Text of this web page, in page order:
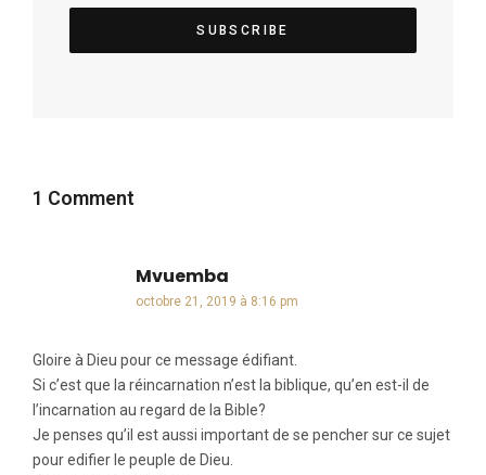
1 Comment
Mvuemba
octobre 21, 2019 à 8:16 pm
Gloire à Dieu pour ce message édifiant.
Si c’est que la réincarnation n’est la biblique, qu’en est-il de
l’incarnation au regard de la Bible?
Je penses qu’il est aussi important de se pencher sur ce sujet
pour edifier le peuple de Dieu.